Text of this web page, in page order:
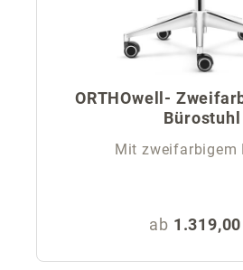
ORTHOwell-
Bürostuhl
Mit zweifarbigem
Regulärer
ab